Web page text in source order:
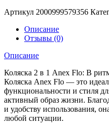
Артикул 2000999579356
Описание
Отзывы (0)
Описание
Коляска 2 в 1 Anex Flo: В
Коляска Anex Flo — это
функциональности и стиля
активный образ жизни.
и удобству использования,
любой ситуации.